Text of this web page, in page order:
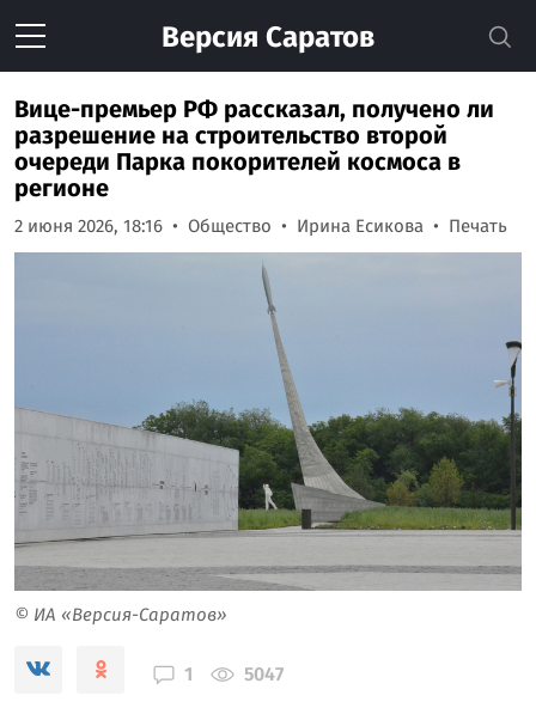
Версия Саратов
Вице-премьер РФ рассказал, получено ли
разрешение на строительство второй
очереди Парка покорителей космоса в
регионе
2 июня 2026, 18:16 Общество Ирина Есикова Печать
© ИА «Версия-Саратов»
1 5047